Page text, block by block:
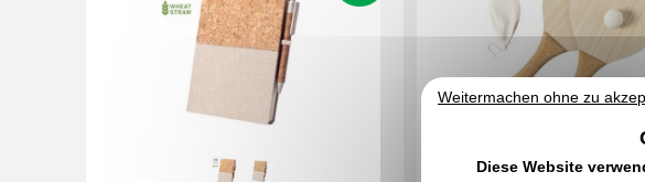
Weitermachen ohne zu
Diese Website